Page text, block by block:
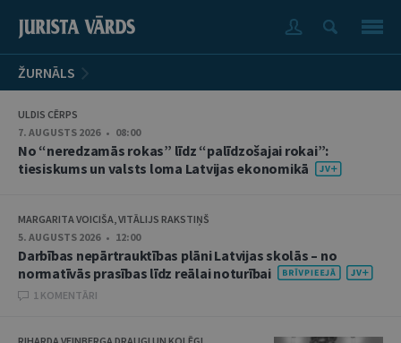
ŽURNĀLS
ULDIS CĒRPS
7. AUGUSTS 2026 • 08:00
No “neredzamās rokas” līdz “palīdzošajai rokai”:
tiesiskums un valsts loma Latvijas ekonomikā
MARGARITA VOICIŠA, VITĀLIJS RAKSTIŅŠ
5. AUGUSTS 2026 • 12:00
Darbības nepārtrauktības plāni Latvijas skolās – no
normatīvās prasības līdz reālai noturībai
1 KOMENTĀRI